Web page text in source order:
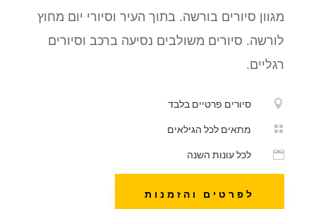
מגוון סיורים בורשה. בתוך העיר וסיורי יום מחוץ
לורשה. סיורים משולבים נסיעה ברכב וסיורים
רגליים.
 סיורים פרטיים בלבד
 מתאים לכל הגילאים
 לכל עונות השנה
לפרטים והזמנות